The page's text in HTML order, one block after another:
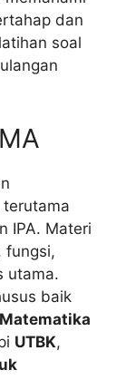
dan
soal
IPA. Materi
fungsi,
utama.
baik
Matematika
UTBK,